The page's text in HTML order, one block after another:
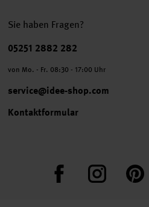
Sie haben Fragen?
Telefonnummer
05251 2882 282
von Mo. - Fr. 08:30 - 17:00 Uhr
service@idee-shop.com
Kontaktformular
FacebookInstagram